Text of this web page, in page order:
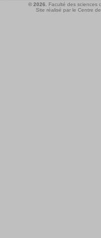
© 2026.
Faculté des sciences
Site réalisé par le Centre